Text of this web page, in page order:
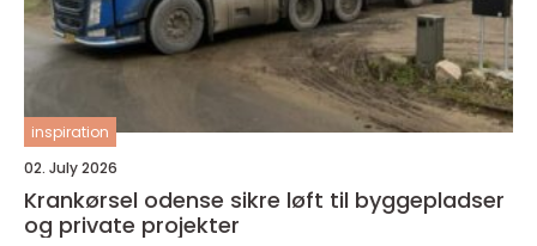
inspiration
02. July 2026
Krankørsel odense sikre løft til byggepladser
og private projekter